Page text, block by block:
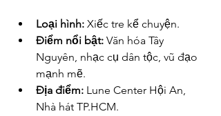
Loại hình: Xiếc tre kể chuyện.
Điểm nổi bật: Văn hóa Tây
Nguyên, nhạc cụ dân tộc, vũ đạo
mạnh mẽ.
Địa điểm: Lune Center Hội An,
Nhà hát TP.HCM.